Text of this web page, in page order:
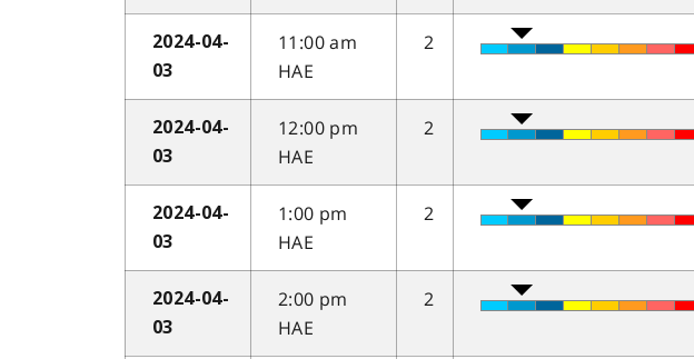
2024-04-
03
11:00 am
HAE
2
2024-04-
03
12:00 pm
HAE
2
2024-04-
03
1:00 pm
HAE
2
2024-04-
03
2:00 pm
HAE
2